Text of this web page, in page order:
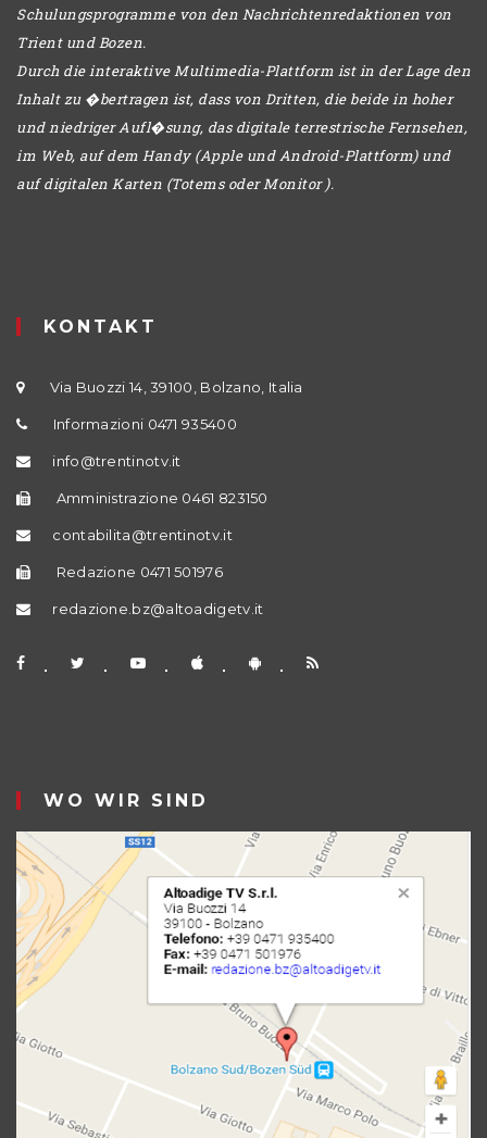
Schulungsprogramme von den Nachrichtenredaktionen von
Trient und Bozen.
Durch die interaktive Multimedia-Plattform ist in der Lage den
Inhalt zu �bertragen ist, dass von Dritten, die beide in hoher
und niedriger Aufl�sung, das digitale terrestrische Fernsehen,
im Web, auf dem Handy (Apple und Android-Plattform) und
auf digitalen Karten (Totems oder Monitor ).
KONTAKT
Via Buozzi 14, 39100, Bolzano, Italia
Informazioni 0471 935400
info@trentinotv.it
Amministrazione 0461 823150
contabilita@trentinotv.it
Redazione 0471 501976
redazione.bz@altoadigetv.it
WO WIR SIND